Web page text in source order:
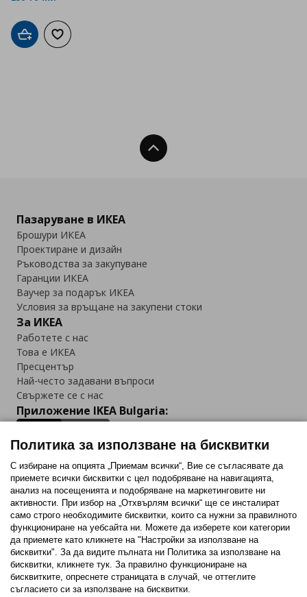
Добави в кошницата
Добави към списъка с любими
Нагоре
Пазаруване в ИКЕА
Брошури ИКЕА
Проектиране и дизайн
Ръководства за закупуване
Гаранции ИКЕА
Ваучер за подарък ИКЕА
Условия за връщане на закупени стоки
За ИКЕА
Работете с нас
Това е ИКЕА
Пресцентър
Най-често задавани въпроси
Свържете се с нас
Приложение IKEA Bulgaria:
Последвайте ни:
FacebookTwitterYoutubePinterestInstagram
Политика за използване на бисквитки (Cookies)
Политика за използване на бисквитки
С избиране на опцията „Приемам всички“, Вие се съгласявате да
приемете всички бисквитки с цел подобряване на навигацията,
анализ на посещенията и подобряване на маркетинговите ни
активности. При избор на „Отхвърлям всички“ ще се инсталират
само строго необходимитe бисквитки, които са нужни за правилното
функциониране на уебсайта ни. Можете да изберете кои категории
да приемете като кликнете на "Настройки за използване на
бисквитки". За да видите пълната ни Политика за използване на
бисквитки, кликнете тук. За правилно функциониране на
бисквитките, опреснете страницата в случай, че оттеглите
съгласието си за използване на бисквитки.